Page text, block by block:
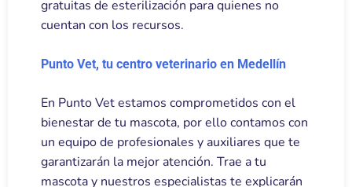
gratuitas de esterilización para quienes no
cuentan con los recursos.
Punto Vet, tu centro veterinario en Medellín
En Punto Vet estamos comprometidos con el
bienestar de tu mascota, por ello contamos con
un equipo de profesionales y auxiliares que te
garantizarán la mejor atención. Trae a tu
mascota y nuestros especialistas te explicarán